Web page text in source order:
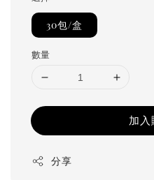
30包/盒
數量
加入
分享